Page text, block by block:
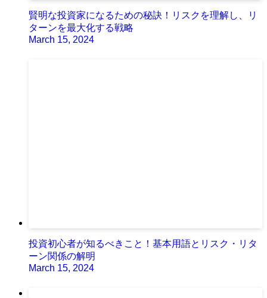
賢明な投資家になるための秘訣！リスクを理解し、リ
ターンを最大化する戦略
March 15, 2024
投資初心者が知るべきこと！基本用語とリスク・リタ
ーン関係の解明
March 15, 2024